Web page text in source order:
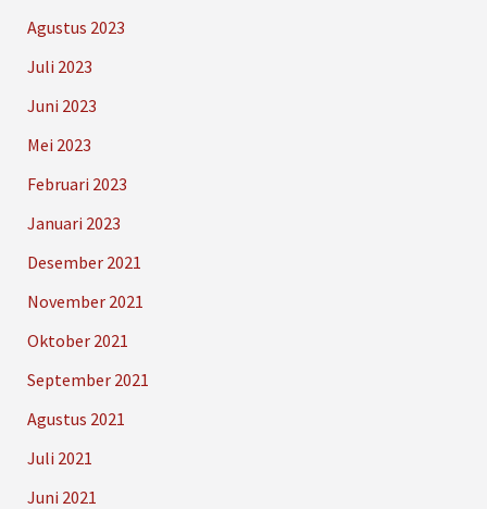
Agustus 2023
Juli 2023
Juni 2023
Mei 2023
Februari 2023
Januari 2023
Desember 2021
November 2021
Oktober 2021
September 2021
Agustus 2021
Juli 2021
Juni 2021